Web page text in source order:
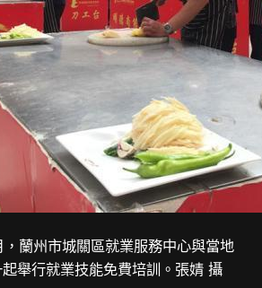
蘭州市城關區就業服務中心與當地
舉行就業技能免費培訓。張婧 攝